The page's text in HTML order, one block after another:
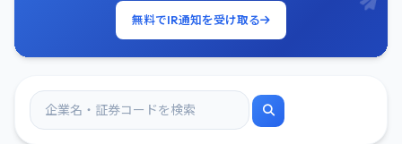
無料でIR通知を受け取る